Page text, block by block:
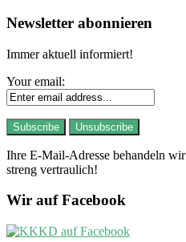
Newsletter abonnieren
Immer aktuell informiert!
Your email:
Ihre E-Mail-Adresse behandeln wir
streng vertraulich!
Wir auf Facebook